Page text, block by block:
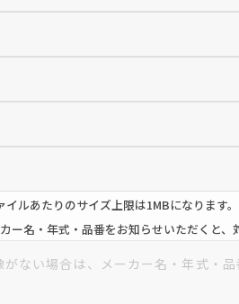
ルあたりのサイズ上限は1MBになります。
ー名・年式・品番をお知らせいただくと、